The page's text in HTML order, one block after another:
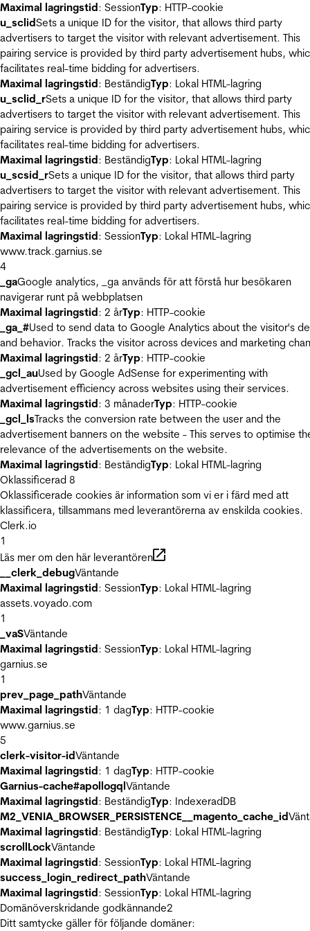
Maximal lagringstid: SessionTyp: HTTP-cookie
u_sclidSets a unique ID for the visitor, that allows third party
advertisers to target the visitor with relevant advertisement. This
pairing service is provided by third party advertisement hubs,
facilitates real-time bidding for advertisers.
Maximal lagringstid: BeständigTyp: Lokal HTML-lagring
u_sclid_rSets a unique ID for the visitor, that allows third party
advertisers to target the visitor with relevant advertisement. This
pairing service is provided by third party advertisement hubs,
facilitates real-time bidding for advertisers.
Maximal lagringstid: BeständigTyp: Lokal HTML-lagring
u_scsid_rSets a unique ID for the visitor, that allows third party
advertisers to target the visitor with relevant advertisement. This
pairing service is provided by third party advertisement hubs,
facilitates real-time bidding for advertisers.
Maximal lagringstid: SessionTyp: Lokal HTML-lagring
www.track.garnius.se
4
_gaGoogle analytics, _ga används för att förstå hur besökaren
navigerar runt på webbplatsen
Maximal lagringstid: 2 årTyp: HTTP-cookie
_ga_#Used to send data to Google Analytics about the visitor's
and behavior. Tracks the visitor across devices and marketing
Maximal lagringstid: 2 årTyp: HTTP-cookie
_gcl_auUsed by Google AdSense for experimenting with
advertisement efficiency across websites using their services.
Maximal lagringstid: 3 månaderTyp: HTTP-cookie
_gcl_lsTracks the conversion rate between the user and the
advertisement banners on the website - This serves to optimise
relevance of the advertisements on the website.
Maximal lagringstid: BeständigTyp: Lokal HTML-lagring
Oklassificerad 8
Oklassificerade cookies är information som vi er i färd med att
klassificera, tillsammans med leverantörerna av enskilda cookies.
Clerk.io
1
Läs mer om den här leverantören
__clerk_debugVäntande
Maximal lagringstid: SessionTyp: Lokal HTML-lagring
assets.voyado.com
1
_vaSVäntande
Maximal lagringstid: SessionTyp: Lokal HTML-lagring
garnius.se
1
prev_page_pathVäntande
Maximal lagringstid: 1 dagTyp: HTTP-cookie
www.garnius.se
5
clerk-visitor-idVäntande
Maximal lagringstid: 1 dagTyp: HTTP-cookie
Garnius-cache#apollogqlVäntande
Maximal lagringstid: BeständigTyp: IndexeradDB
M2_VENIA_BROWSER_PERSISTENCE__magento_cache_id
Maximal lagringstid: BeständigTyp: Lokal HTML-lagring
scrollLockVäntande
Maximal lagringstid: SessionTyp: Lokal HTML-lagring
success_login_redirect_pathVäntande
Maximal lagringstid: SessionTyp: Lokal HTML-lagring
Domänöverskridande godkännande2
Ditt samtycke gäller för följande domäner: